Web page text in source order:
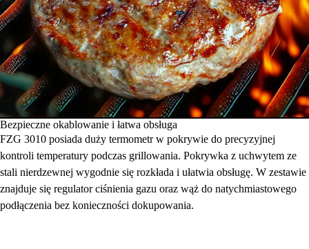
Bezpieczne okablowanie i łatwa obsługa
FZG 3010 posiada duży termometr w pokrywie do precyzyjnej
kontroli temperatury podczas grillowania. Pokrywka z uchwytem ze
stali nierdzewnej wygodnie się rozkłada i ułatwia obsługę. W zestawie
znajduje się regulator ciśnienia gazu oraz wąż do natychmiastowego
podłączenia bez konieczności dokupowania.